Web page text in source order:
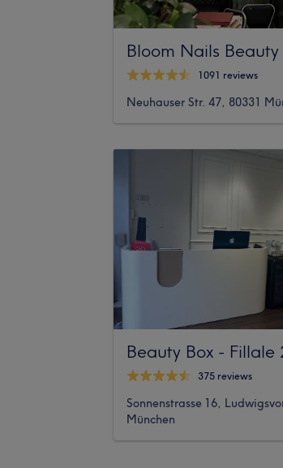
Bloom Nails Beauty
1091 reviews
Neuhauser Str. 47, 80331
Beauty Box - Fillale
375 reviews
Sonnenstrasse 16,
München